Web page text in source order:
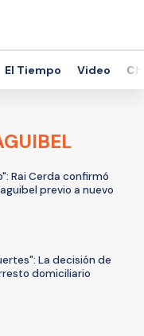
El Tiempo Video
Rai Cerda confirmó
previo a nuevo
La decisión de
domiciliario